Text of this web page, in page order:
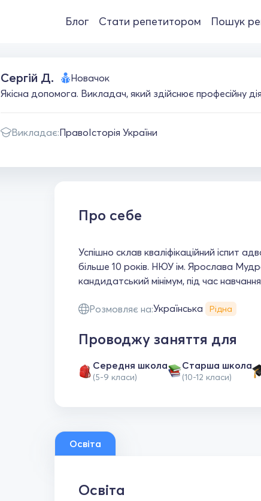
Блог Стати репетитором Пошук
Сергій Д.
Новачок
Якісна допомога. Викладач, який здійснює професійну
Викладає:ПравоІсторія України
Про себе
Успішно склав кваліфікаційний іспит
більше 10 років. НЮУ ім. Ярослава
кандидатський мінімум, під час
Розмовляє на:Українська Рідна
Проводжу заняття для
Середня школа
(5-9 класи)
Старша школа
(10-12 класи)
Освіта
Освіта